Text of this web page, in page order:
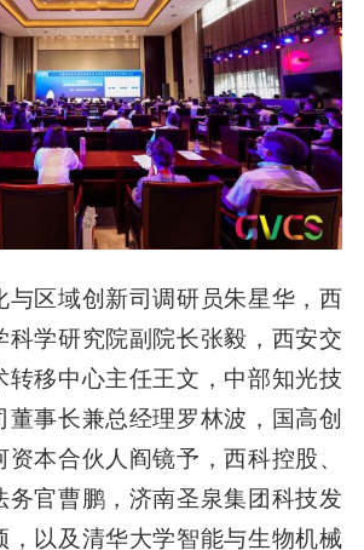
与区域创新司调研员朱星华，西
科学研究院副院长张毅，西安交
转移中心主任王文，中部知光技
董事长兼总经理罗林波，国高创
本合伙人阎镜予，西科控股、
务官曹鹏，济南圣泉集团科技发
，以及清华大学智能与生物机械